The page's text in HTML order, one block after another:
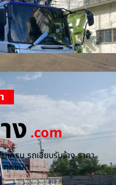
ง.com
เครน รถเฮี๊ยบรับจ้าง ราคา
ทุกชนิด